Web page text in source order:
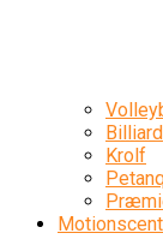
Billiard
Krolf